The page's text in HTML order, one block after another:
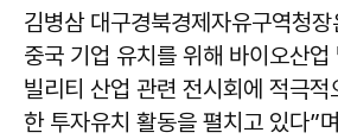
김병삼대구경북경제자유구역청
중국 기업 유치를 위해 바이오산
빌리티 산업 관련 전시회에 적극
한 투자유치 활동을 펼치고 있다”